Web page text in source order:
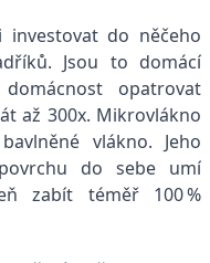
investovat do něčeho
Jsou to domácí
opatrovat
až 300x. Mikrovlákno
vlákno. Jeho
do sebe umí
zabít téměř 100 %